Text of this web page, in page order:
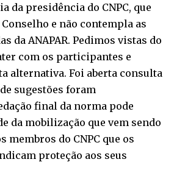
da presidência do CNPC, que
e não contempla as
da ANAPAR. Pedimos vistas do
com os participantes e
alternativa. Foi aberta consulta
sugestões foram
final da norma pode
da mobilização que vem sendo
membros do CNPC que os
proteção aos seus